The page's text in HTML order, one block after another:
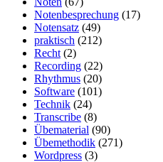
Notenbesprechung (17)
Notensatz (49)
praktisch (212)
Recht (2)
Recording (22)
Rhythmus (20)
Software (101)
Technik (24)
Transcribe (8)
Übematerial (90)
Übemethodik (271)
Wordpress (3)